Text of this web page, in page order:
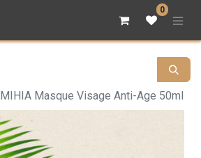
0
MIHIA Masque Visage Anti-Age 50ml